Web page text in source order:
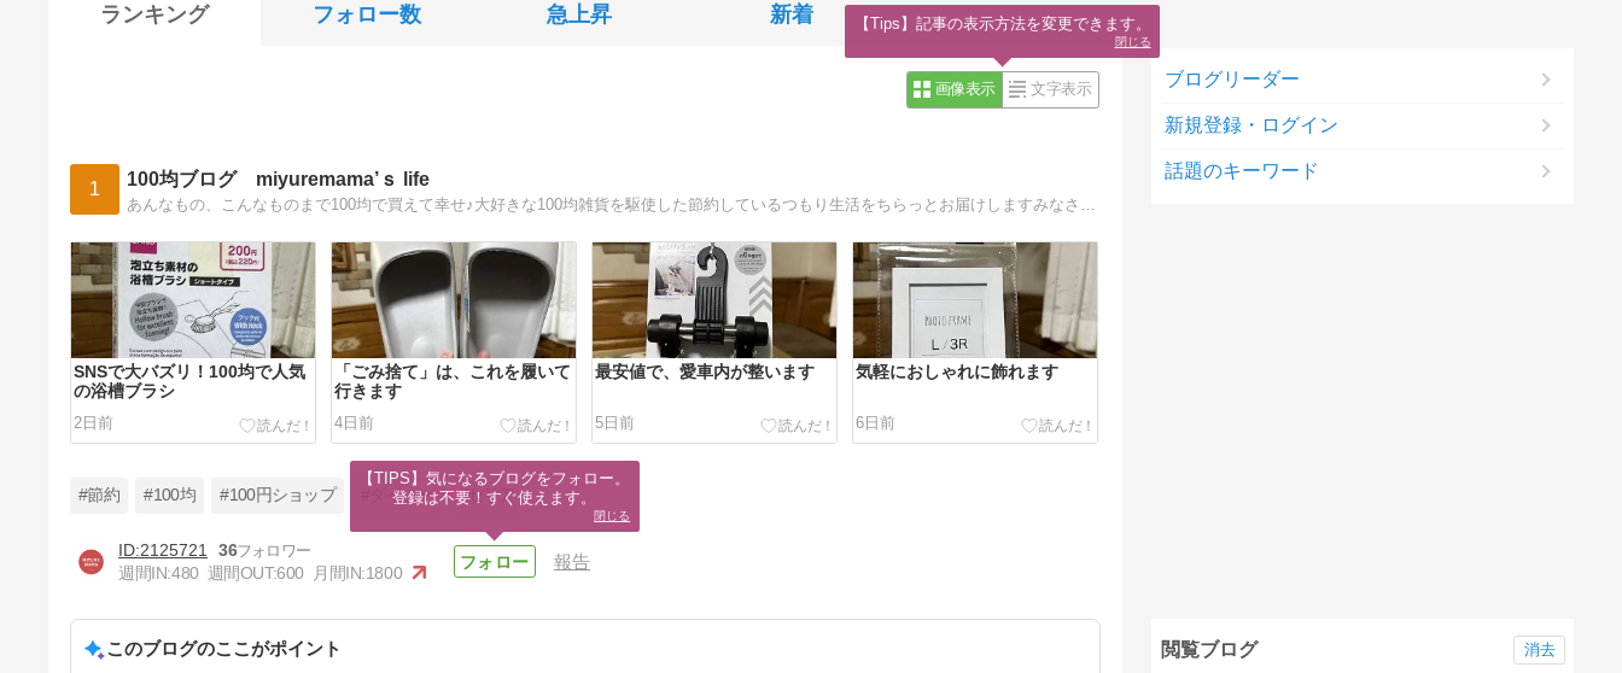
ランキング フォロー数 急上昇 新着
画像表示 文字表示
1 100均ブログ miyuremama’ｓ life
SNSで大バズリ！100均で人気
の浴槽ブラシ
2日前
「ごみ捨て」は、これを履いて
行きます
4日前
最安値で、愛車内が整います
5日前
気軽におしゃれに飾れます
6日前
策
7日前
#節約 #100均 #100円ショップ #ダイソー #セリア
2125721
36
週間IN:480 週間OUT:600 月間IN:1800
報告
このブログのここがポイント
ブログリーダー
新規登録・ログイン
話題のキーワード
閲覧ブログ 消去
【TIPS】気になるブログをフォロー。
登録は不要！すぐ使えます。
閉じる
【Tips】記事の表示方法を変更できます。
閉じる